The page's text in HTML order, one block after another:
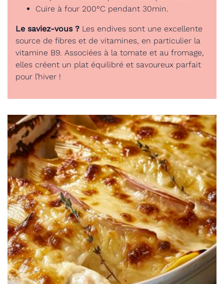
Cuire à four 200°C pendant 30min.
Le saviez-vous ? Les endives sont une excellente
source de fibres et de vitamines, en particulier la
vitamine B9. Associées à la tomate et au fromage,
elles créent un plat équilibré et savoureux parfait
pour l’hiver !